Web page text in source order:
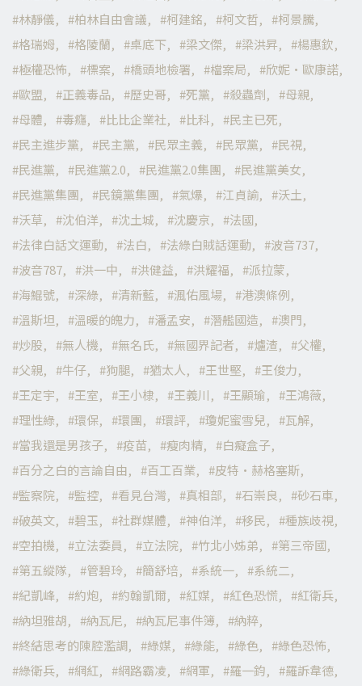
林靜儀
柏林自由會議 柯建銘 柯文哲
柯景騰
格瑞姆
格陵蘭 桌底下 梁文傑 梁洪昇
楊惠欽
極權恐怖
標案 橋頭地檢署 檔案局
欣妮·歐康諾
歐盟
正義毒品 歷史哥 死黨 殺蟲劑
母親
母體
毒癮 比比企業社 比科
民主已死
民主進步黨
民主黨 民眾主義 民眾黨
民視
民進黨
民進黨2.0 民進黨2.0集團
民進黨美女
民進黨集團
民鏡黨集團 氣爆 江貞諭
沃土
沃草
沈伯洋 沈土城 沈慶京
法國
法律白話文運動
法白 法綠白賊話運動
波音737
波音787
洪一中 洪健益 洪耀福
派拉蒙
海鯤號
深綠 清新藍 渢佑風場
港澳條例
溫斯坦
溫暖的魄力 潘孟安 潛艦國造
澳門
炒股
無人機 無名氏 無國界記者 爐渣
父權
父親
牛仔 狗腿 猶太人 王世堅
王俊力
王定宇
王室 王小棣 王義川 王顯瑜
王鴻薇
理性綠
環保 環團 環評 瓊妮蜜雪兒
瓦解
當我還是男孩子
疫苗 瘦肉精
白癡盒子
百分之白的言論自由
百工百業
皮特·赫格塞斯
監察院
監控 看見台灣 真相部 石崇良
砂石車
破英文
碧玉 社群媒體 神伯洋 移民
種族歧視
空拍機
立法委員 立法院 竹北小姊弟
第三帝國
第五縱隊
管碧玲 簡舒培 系統一
系統二
紀凱峰
約炮 約翰凱爾 紅媒 紅色恐慌
紅衛兵
納坦雅胡
納瓦尼 納瓦尼事件簿
納粹
終結思考的陳腔濫調
綠媒 綠能 綠色
綠色恐怖
綠衛兵
網紅 網路霸凌 網軍 羅一鈞
羅訴韋德